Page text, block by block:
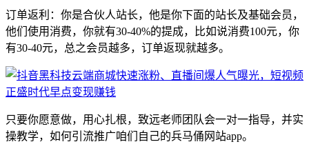
订单返利：你是合伙人站长，他是你下面的站长及基础会员，
他们使用消费，你就有30-40%的提成，比如说消费100元，你
有30-40元，总之会员越多，订单返现就越多。
只要你愿意做，用心扎根，致远老师团队会一对一指导，并实
操教学，如何引流推广咱们自己的兵马俑网站app。